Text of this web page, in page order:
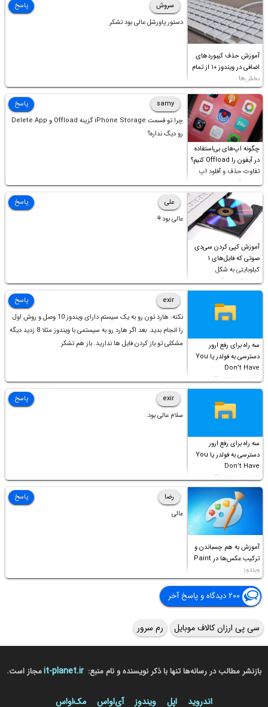
آموزش حذف کیبوردهای
اضافی در ویندوز ۱۰ از تمام
بخش‌ها
سروش
دستور پاورشل عالی بود تشکر
پاسخ
چگونه اپ‌های بی‌استفاده
در آیفون را Offload کنیم؟
تفاوت حذف و آفلود اپ
چیست؟
samy
چرا تو قسمت iPhone Storage گزینه Offload و Delete App
رو دیگ نداره؟
پاسخ
آموزش کپی کردن سی‌دی
صوتی که فایل‌های ۱
کیلوبایتی به شکل
شورت‌کات در آن موجود
است!
علی
عالی بود⚘
پاسخ
سه راه برای رفع ارور
دسترسی به فولدر یا You
Don’t Have
Permission to
Access this folder
exir
نکته: هارد تون رو به یک سیستم دارای ویندوز 10 وصل و روش اول
را انجام بدید. بعد اگر هارد رو به سیستمی با ویندوز مثلا 8 زدید دیگه
مشکلی تو باز کردن فایل ها ندارید. باز هم تشکر
پاسخ
سه راه برای رفع ارور
دسترسی به فولدر یا You
Don’t Have
Permission to
Access this folder
exir
سلام عالی بود.
پاسخ
آموزش به هم چسباندن و
ترکیب عکس‌ها در Paint
ویندوز
رضا
عالی
پاسخ
۲۰۰ دیدگاه و پاسخ آخر
سی پی ارزان کالاف موبایل رم سرور
بازنشر مطالب در رسانه‌ها تنها با ذکر نویسنده و نام منبع: it-planet.irمجاز است.
اندروید اپل ویندوز آی‌او‌اس مک‌او‌اس